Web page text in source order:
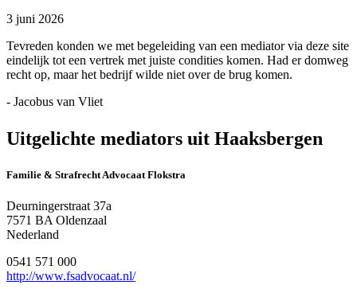
3 juni 2026
Tevreden konden we met begeleiding van een mediator via deze site
eindelijk tot een vertrek met juiste condities komen. Had er domweg
recht op, maar het bedrijf wilde niet over de brug komen.
- Jacobus van Vliet
Uitgelichte mediators uit Haaksbergen
Familie & Strafrecht Advocaat Flokstra
Deurningerstraat 37a
7571 BA Oldenzaal
Nederland
0541 571 000
http://www.fsadvocaat.nl/